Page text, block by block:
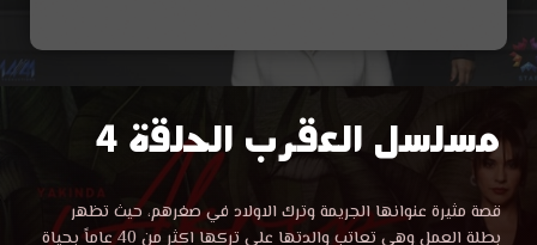
مسلسل
العقرب
مسلسل العقرب الحلقة 4
مسلسل
العقرب
قصة مثيرة عنوانها الجريمة وترك الاولاد في صغرهم، حيث تظهر
بطلة العمل وهي تعاتب والدتها على تركها اكثر من 40 عاماً بحياة